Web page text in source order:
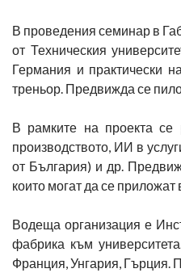
В проведения семинар в
от Техническия
Германия и практически
треньор. Предвижда се
В рамките на проекта се
производството, ИИ в
от България) и др.
които могат да се
Водеща организация е
фабрика към
Франция, Унгария, Гърция.